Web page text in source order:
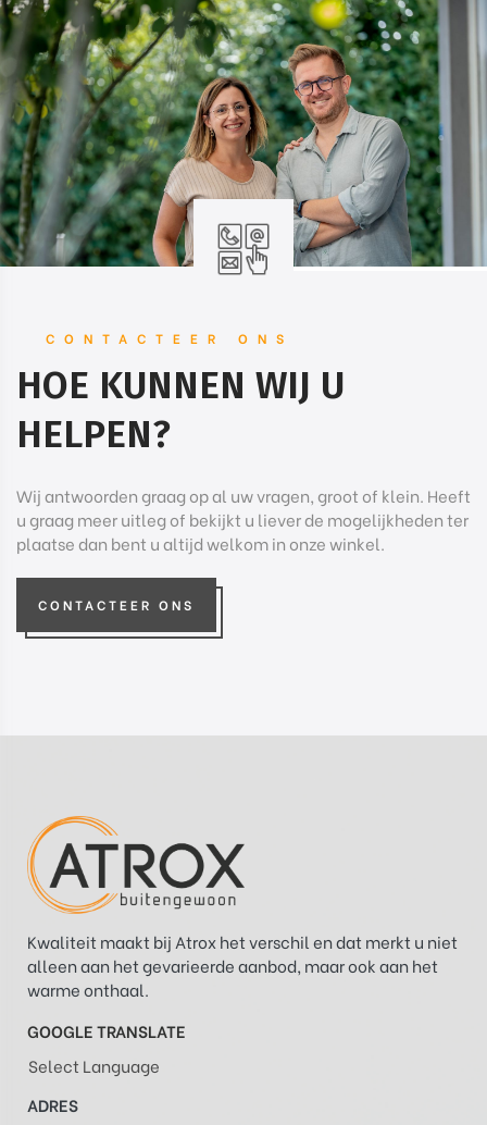
CONTACTEER ONS
HOE KUNNEN WIJ U
HELPEN?
Wij antwoorden graag op al uw vragen, groot of klein. Heeft
u graag meer uitleg of bekijkt u liever de mogelijkheden ter
plaatse dan bent u altijd welkom in onze winkel.
CONTACTEER ONS
Kwaliteit maakt bij Atrox het verschil en dat merkt u niet
alleen aan het gevarieerde aanbod, maar ook aan het
warme onthaal.
GOOGLE TRANSLATE
Select Language
ADRES